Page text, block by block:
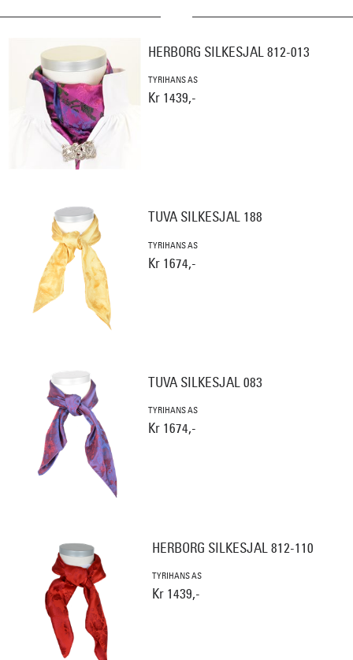
HERBORG SILKESJAL 812-013
TYRIHANS AS
Kr 1439,-
TUVA SILKESJAL 188
TYRIHANS AS
Kr 1674,-
TUVA SILKESJAL 083
TYRIHANS AS
Kr 1674,-
HERBORG SILKESJAL 812-110
TYRIHANS AS
Kr 1439,-